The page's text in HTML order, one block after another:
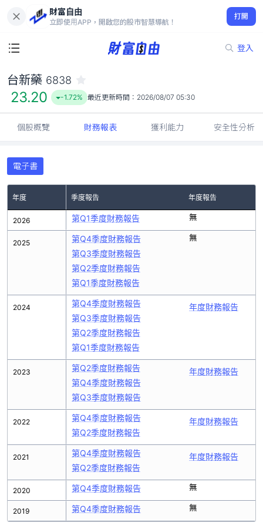
財富自由
立即使用APP，開啟您的股市智慧導航！
打開
登入
23.20
-1.72%
台新藥 6838
23.20 -1.72% 最近更新時間： 2026/08/07 05:30
個股概覽 財務報表 獲利能力 安全性分析
電子書
年度 季度報告 年度報告
2026
2025
2024
2023
2022
2021
2020
2019
第Q1季度財務報告 無
第Q4季度財務報告
第Q3季度財務報告
第Q2季度財務報告
第Q1季度財務報告
無
第Q4季度財務報告
第Q3季度財務報告
第Q2季度財務報告
第Q1季度財務報告
年度財務報告
第Q2季度財務報告
第Q4季度財務報告
第Q3季度財務報告
年度財務報告
第Q4季度財務報告
第Q2季度財務報告
年度財務報告
第Q4季度財務報告
第Q2季度財務報告
年度財務報告
第Q4季度財務報告 無
第Q4季度財務報告 無